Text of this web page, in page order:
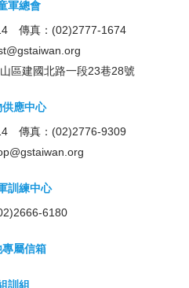
軍總會
傳真：(02)2777-1674
區建國北路一段23巷28號
供應中心
傳真：(02)2776-9309
訓練中心
6180
專屬信箱
訓組